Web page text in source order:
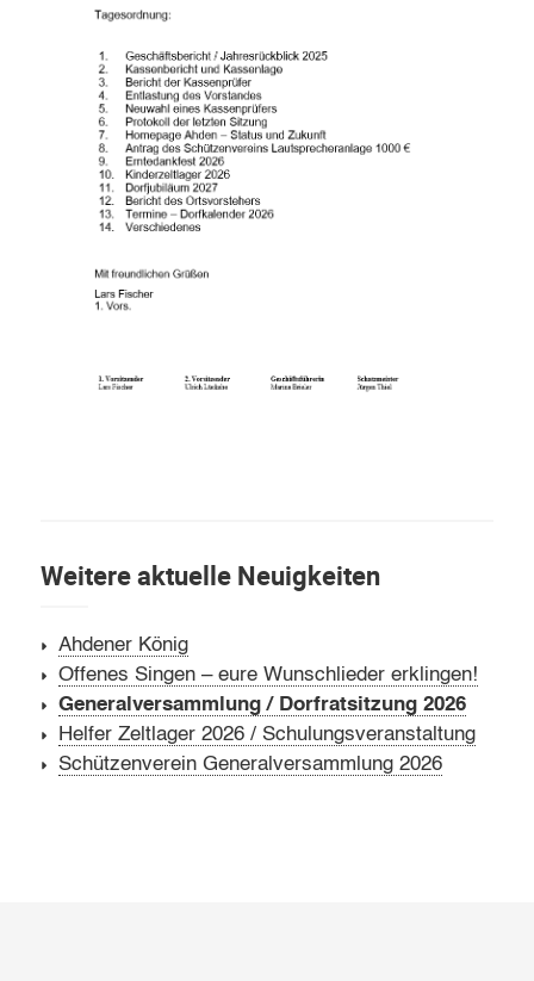
Weitere aktuelle Neuigkeiten
Ahdener König
Offenes Singen – eure Wunschlieder erklingen!
Generalversammlung / Dorfratsitzung 2026
Helfer Zeltlager 2026 / Schulungsveranstaltung
Schützenverein Generalversammlung 2026